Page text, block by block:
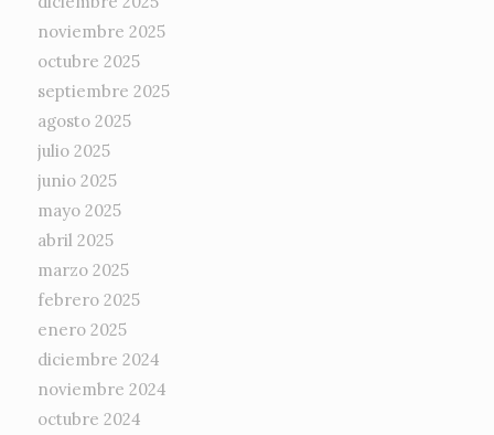
noviembre 2025
octubre 2025
septiembre 2025
agosto 2025
julio 2025
junio 2025
mayo 2025
abril 2025
marzo 2025
febrero 2025
enero 2025
diciembre 2024
noviembre 2024
octubre 2024